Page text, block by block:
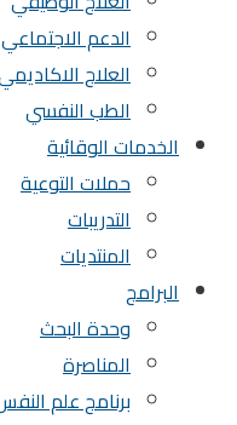
الدعم الاجتماعي
العلاج
الطب النفسي
الخدمات الوقائية
حملات التوعية
التدريبات
المنتديات
البرامج
وحدة البحث
المناصرة
برنامج علم